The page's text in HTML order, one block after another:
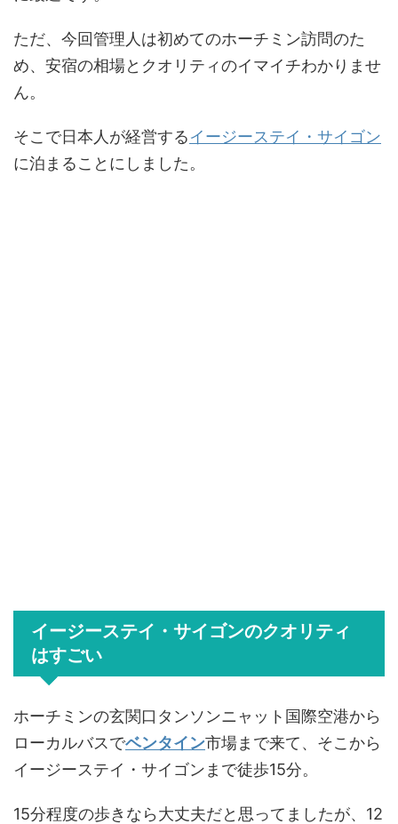
ただ、今回管理人は初めてのホーチミン訪問のた
め、安宿の相場とクオリティのイマイチわかりませ
ん。
そこで日本人が経営するイージーステイ・サイゴン
に泊まることにしました。
イージーステイ・サイゴンのクオリティ
はすごい
ホーチミンの玄関口タンソンニャット国際空港から
ローカルバスでベンタイン市場まで来て、そこから
イージーステイ・サイゴンまで徒歩15分。
15分程度の歩きなら大丈夫だと思ってましたが、12